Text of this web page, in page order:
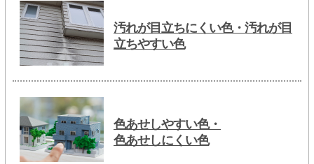
汚れが目立ちにくい色・汚れが目
立ちやすい色
色あせしやすい色・
色あせしにくい色